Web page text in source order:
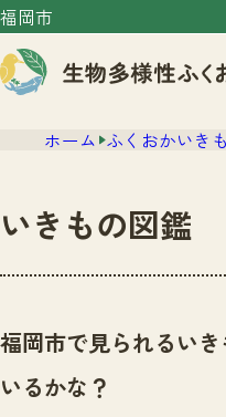
福岡市
センター紹介
センター紹介
サイトポリシー
ニュース
いきものガイド
ホーム ふくおかいき
いきもの図鑑
福岡市で見られるい
いるかな？